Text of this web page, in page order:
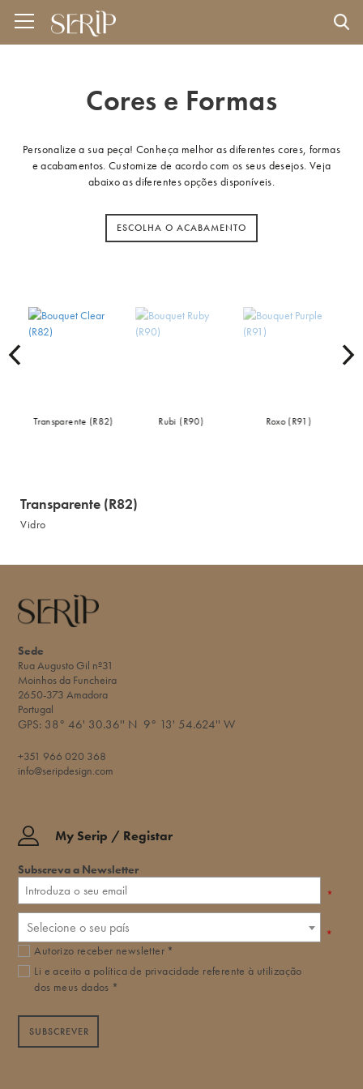
Cores e Formas
Personalize a sua peça! Conheça melhor as diferentes cores, formas
e acabamentos. Customize de acordo com os seus desejos. Veja
abaixo as diferentes opções disponíveis.
ESCOLHA O ACABAMENTO
Transparente (R82) Rubi (R90) Roxo (R91)
Transparente (R82)
Vidro
Sede
Rua Augusto Gil nº31
Moinhos da Funcheira
2650-373 Amadora
Portugal
GPS: 38° 46' 30.36'' N 9° 13' 54.624'' W​
+351 966 020 368
info@seripdesign.com
My Serip / Registar
Subscreva a Newsletter
*
Selecione o seu país *
Autorizo receber newsletter *
Li e aceito a política de privacidade referente à utilização
dos meus dados *
SUBSCREVER